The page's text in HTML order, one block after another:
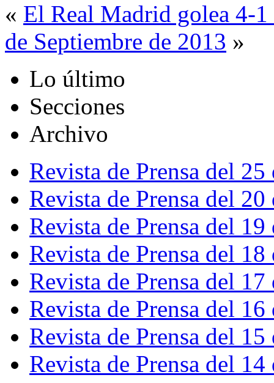
« El Real Madrid golea 4-1
de Septiembre de 2013 »
Lo último
Secciones
Archivo
Revista de Prensa del
Revista de Prensa del
Revista de Prensa del
Revista de Prensa del
Revista de Prensa del
Revista de Prensa del
Revista de Prensa del
Revista de Prensa del